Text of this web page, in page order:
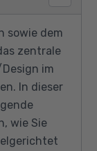
sowie dem
zentrale
im
In dieser
wie Sie